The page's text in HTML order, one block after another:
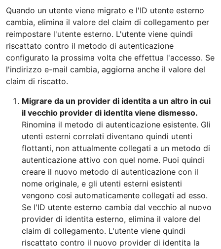
Quando un utente viene migrato e l'ID utente esterno
cambia, elimina il valore del claim di collegamento per
reimpostare l'utente esterno. L'utente viene quindi
riscattato contro il metodo di autenticazione
configurato la prossima volta che effettua l'accesso. Se
l'indirizzo e-mail cambia, aggiorna anche il valore del
claim di riscatto.
Migrare da un provider di identita a un altro in cui
il vecchio provider di identita viene dismesso.
Rinomina il metodo di autenticazione esistente. Gli
utenti esterni correlati diventano quindi utenti
flottanti, non attualmente collegati a un metodo di
autenticazione attivo con quel nome. Puoi quindi
creare il nuovo metodo di autenticazione con il
nome originale, e gli utenti esterni esistenti
vengono cosi automaticamente collegati ad esso.
Se l'ID utente esterno cambia dal vecchio al nuovo
provider di identita esterno, elimina il valore del
claim di collegamento. L'utente viene quindi
riscattato contro il nuovo provider di identita la